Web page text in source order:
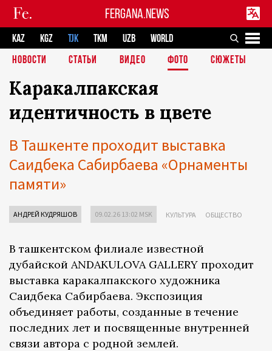
FERGANA.NEWS
KAZ KGZ TJK TKM UZB
WORLD
НОВОСТИ
СТАТЬИ ВИДЕО ФОТО СЮЖЕТЫ
Каракалпакская
идентичность в цвете
В Ташкенте проходит выставка
Саидбека Сабирбаева «Орнаменты
памяти»
АНДРЕЙ КУДРЯШОВ 09.02.26 13:02 MSK КУЛЬТУРА ОБЩЕСТВО
В ташкентском филиале известной
дубайской ANDAKULOVA GALLERY проходит
выставка каракалпакского художника
Саидбека Сабирбаева. Экспозиция
объединяет работы, созданные в течение
последних лет и посвященные внутренней
связи автора с родной землей.